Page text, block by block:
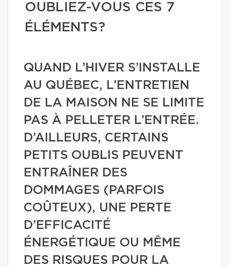
OUBLIEZ-VOUS CES 7
ÉLÉMENTS?
QUAND L’HIVER S’INSTALLE
AU QUÉBEC, L’ENTRETIEN
DE LA MAISON NE SE LIMITE
PAS À PELLETER L’ENTRÉE.
D’AILLEURS, CERTAINS
PETITS OUBLIS PEUVENT
ENTRAÎNER DES
DOMMAGES (PARFOIS
COÛTEUX), UNE PERTE
D’EFFICACITÉ
ÉNERGÉTIQUE OU MÊME
DES RISQUES POUR LA